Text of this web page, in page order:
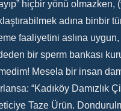
hiçbir yönü olmazken,
adına binbir
faaliyetini aslına
bir sperm bankası
Mesela bir insan
“Kadıköy Damızlık
Taze Ürün.